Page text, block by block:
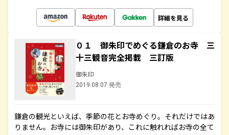
詳細を見る
０１ 御朱印でめぐる鎌倉のお寺 三
十三観音完全掲載 三訂版
御朱印
2019.08.07 発売
鎌倉の観光といえば、季節の花とお寺めぐり。それだけではあ
りません。お寺には御朱印があり、これに触れればお寺の全て